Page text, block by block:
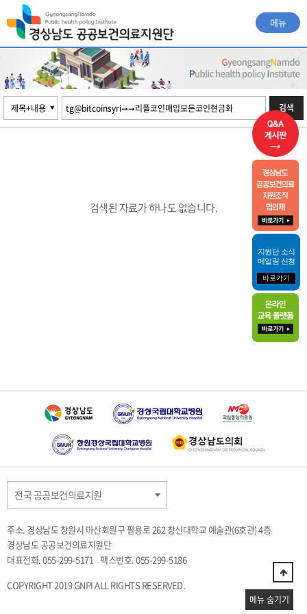
메뉴
검색
검색된 자료가 하나도 없습니다.
전국 공공보건의료지원
주소. 경상남도 창원시 마산회원구 팔용로 262 창신대학교 예술관(6호관) 4층
경상남도 공공보건의료지원단
대표전화. 055-299-5171 팩스번호. 055-299-5186
COPYRIGHT 2019 GNPI ALL RIGHTS RESERVED.
지원단 소식
메일링 신청
바로가기
메뉴 숨기기